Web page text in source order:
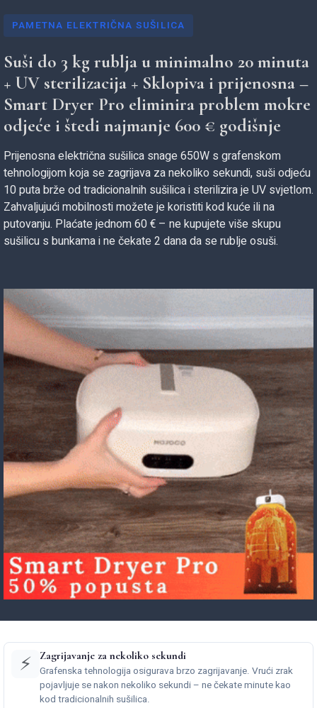
PAMETNA ELEKTRIČNA SUŠILICA
Suši do 3 kg rublja u minimalno 20 minuta
+ UV sterilizacija + Sklopiva i prijenosna –
Smart Dryer Pro eliminira problem mokre
odjeće i štedi najmanje 600 € godišnje
Prijenosna električna sušilica snage 650W s grafenskom
tehnologijom koja se zagrijava za nekoliko sekundi, suši odjeću
10 puta brže od tradicionalnih sušilica i sterilizira je UV svjetlom.
Zahvaljujući mobilnosti možete je koristiti kod kuće ili na
putovanju. Plaćate jednom 60 € – ne kupujete više skupu
sušilicu s bunkama i ne čekate 2 dana da se rublje osuši.
⚡ Zagrijavanje za nekoliko sekundi
Grafenska tehnologija osigurava brzo zagrijavanje. Vrući zrak
pojavljuje se nakon nekoliko sekundi – ne čekate minute kao
kod tradicionalnih sušilica.